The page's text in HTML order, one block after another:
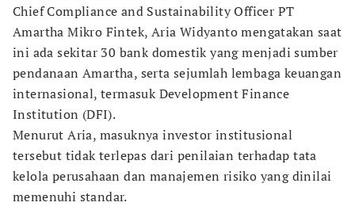
Chief Compliance and Sustainability Officer PT
Amartha Mikro Fintek, Aria Widyanto mengatakan saat
ini ada sekitar 30 bank domestik yang menjadi sumber
pendanaan Amartha, serta sejumlah lembaga keuangan
internasional, termasuk Development Finance
Institution (DFI).
Menurut Aria, masuknya investor institusional
tersebut tidak terlepas dari penilaian terhadap tata
kelola perusahaan dan manajemen risiko yang dinilai
memenuhi standar.